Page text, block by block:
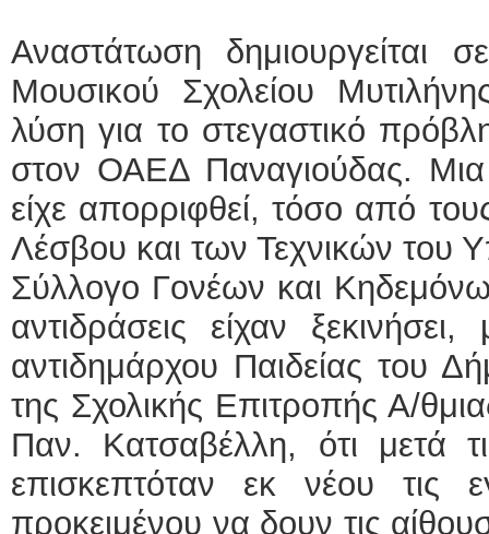
Αναστάτωση δημιουργείται
Μουσικού Σχολείου
λύση για το στεγαστικό
στον ΟΑΕΔ Παναγιούδας.
είχε απορριφθεί, τόσο από
Λέσβου και των Τεχνικών του
Σύλλογο Γονέων και
αντιδράσεις είχαν
αντιδημάρχου Παιδείας του
της Σχολικής Επιτροπής Α/
Παν. Κατσαβέλλη, ότι μετά
επισκεπτόταν εκ νέου τις
προκειμένου να δουν τις